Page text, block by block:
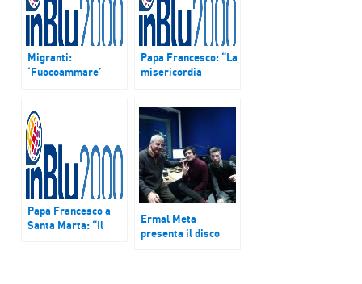
Migranti:
‘Fuocoammare’
muri. Il racconto del
parroco di
Lampedusa
Papa Francesco: “La
misericordia
Papa Francesco a
Santa Marta: “Il
Ermal Meta
presenta il disco